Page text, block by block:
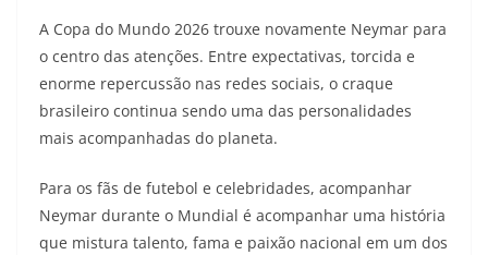
A Copa do Mundo 2026 trouxe novamente Neymar para
o centro das atenções. Entre expectativas, torcida e
enorme repercussão nas redes sociais, o craque
brasileiro continua sendo uma das personalidades
mais acompanhadas do planeta.
Para os fãs de futebol e celebridades, acompanhar
Neymar durante o Mundial é acompanhar uma história
que mistura talento, fama e paixão nacional em um dos